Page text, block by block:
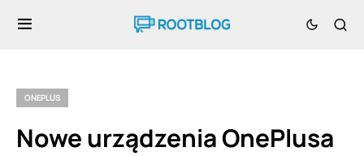
ONEPLUS
Nowe urządzenia OnePlusa